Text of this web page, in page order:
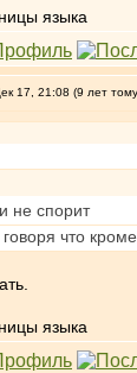
языка
17, 21:08 (9 лет
не спорит
что
языка